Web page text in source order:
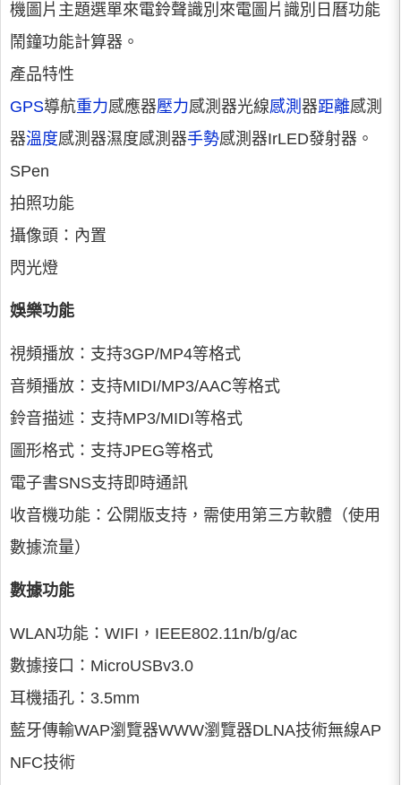
機圖片主題選單來電鈴聲識別來電圖片識別日曆功能
鬧鐘功能計算器。
產品特性
GPS導航重力感應器壓力感測器光線感測 器距離感測
器溫度感測器濕度感測器手勢感測器IrLED發射器。
SPen
拍照功能
攝像頭：內置
閃光燈
娛樂功能
視頻播放：支持3GP/MP4等格式
音頻播放：支持MIDI/MP3/AAC等格式
鈴音描述：支持MP3/MIDI等格式
圖形格式：支持JPEG等格式
電子書SNS支持即時通訊
收音機功能：公開版支持，需使用第三方軟體（使用
數據流量）
數據功能
WLAN功能：WIFI，IEEE802.11n/b/g/ac
數據接口：MicroUSBv3.0
耳機插孔：3.5mm
藍牙傳輸WAP瀏覽器WWW瀏覽器DLNA技術無線AP
NFC技術